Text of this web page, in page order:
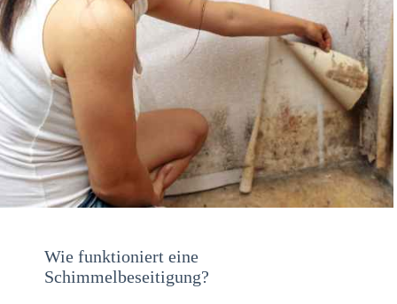
Wie funktioniert eine
Schimmelbeseitigung?